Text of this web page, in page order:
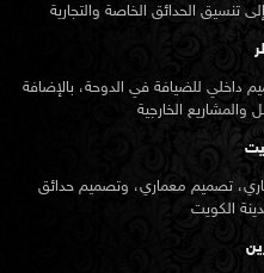
للضيافة في الدوحة، بالإضافة
تصميم معماري، وتصميم حدائق